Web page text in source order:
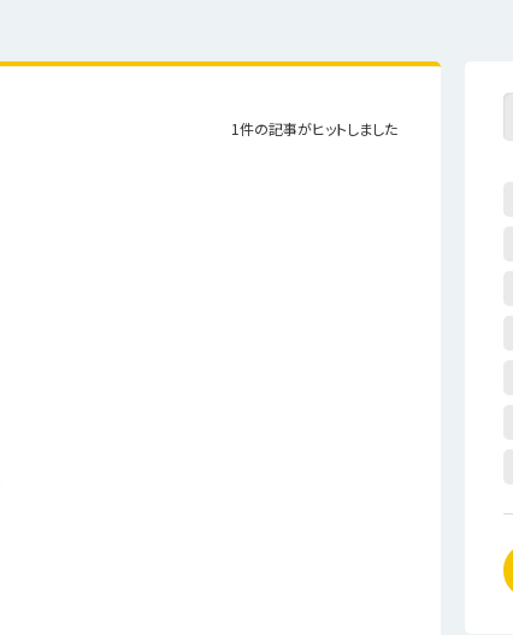
1件の記事がヒットしました